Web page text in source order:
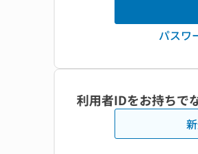
パスワ
利用者IDをお持ちで